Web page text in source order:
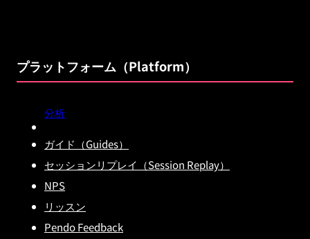
プラットフォーム（Platform）
分析
ガイド（Guides）
セッションリプレイ（Session Replay）
NPS
リッスン
Pendo Feedback